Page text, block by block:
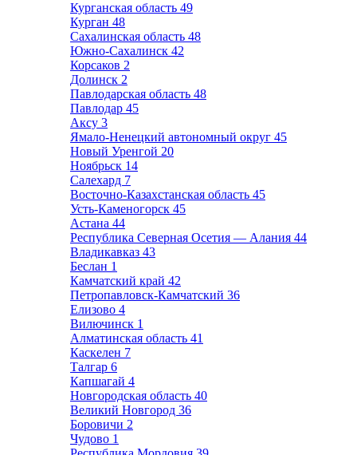
Курганская область 49
Курган 48
Сахалинская область 48
Южно-Сахалинск 42
Корсаков 2
Долинск 2
Павлодарская область 48
Павлодар 45
Аксу 3
Ямало-Ненецкий автономный округ 45
Новый Уренгой 20
Ноябрьск 14
Салехард 7
Восточно-Казахстанская область 45
Усть-Каменогорск 45
Астана 44
Республика Северная Осетия — Алания 44
Владикавказ 43
Беслан 1
Камчатский край 42
Петропавловск-Камчатский 36
Елизово 4
Вилючинск 1
Алматинская область 41
Каскелен 7
Талгар 6
Капшагай 4
Новгородская область 40
Великий Новгород 36
Боровичи 2
Чудово 1